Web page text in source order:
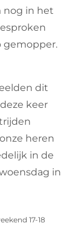
nog in het
gemopper.
dit
keer
heren
in de
in
17-18